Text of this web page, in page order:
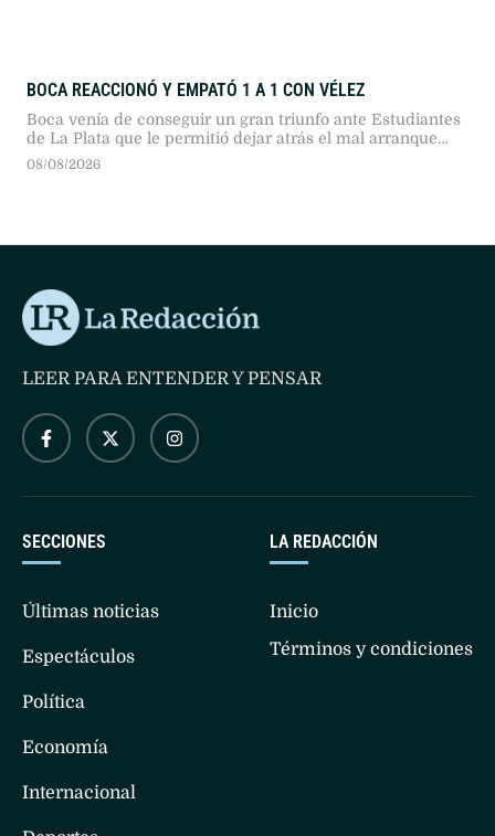
BOCA REACCIONÓ Y EMPATÓ 1 A 1 CON VÉLEZ
Boca venía de conseguir un gran triunfo ante Estudiantes
de La Plata que le permitió dejar atrás el mal arranque
que había tenido en este Torneo Clausura
08/08/2026
LA REDACCIÓN
Inicio
Términos y condiciones
SECCIONES
Últimas noticias
Espectáculos
Política
Economía
Internacional
LEER PARA ENTENDER Y PENSAR